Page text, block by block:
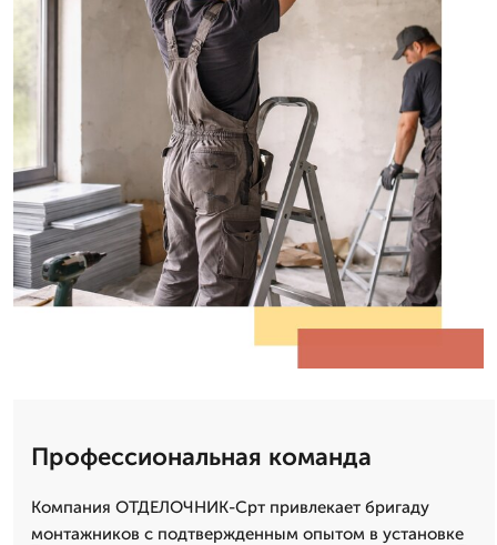
Профессиональная команда
Компания ОТДЕЛОЧНИК-Срт привлекает бригаду
монтажников с подтвержденным опытом в установке